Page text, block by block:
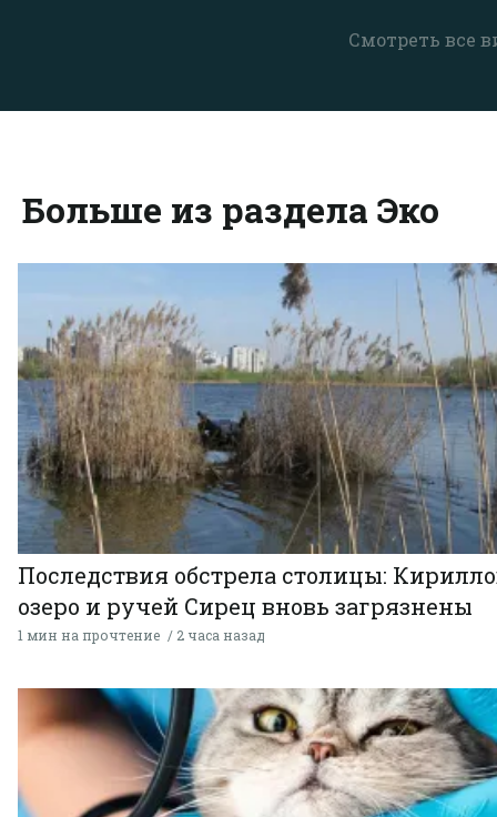
Смотреть все
Больше из раздела Эко
Последствия обстрела столицы:
озеро и ручей Сирец вновь загрязнены
1 мин на прочтение 2 часа назад